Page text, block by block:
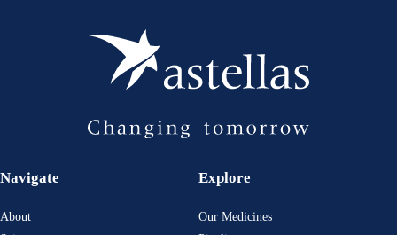
Navigate
About
Explore
Our Medicines